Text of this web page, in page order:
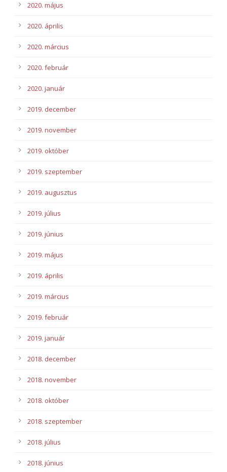
2020. május
2020. április
2020. március
2020. február
2020. január
2019. december
2019. november
2019. október
2019. szeptember
2019. augusztus
2019. július
2019. június
2019. május
2019. április
2019. március
2019. február
2019. január
2018. december
2018. november
2018. október
2018. szeptember
2018. július
2018. június